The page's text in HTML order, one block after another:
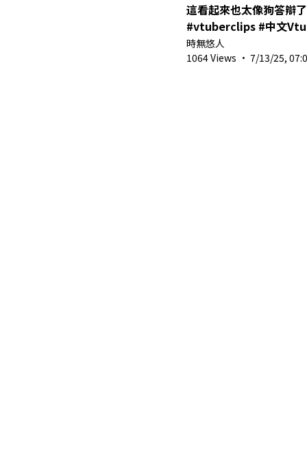
這看起來也太像狗答辯
#vtuberclips #中文
#minecraft #2025
時無悠人
1064 Views · 7/13/25,